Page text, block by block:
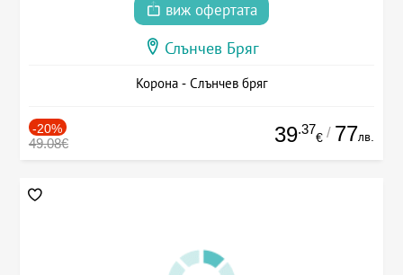
виж офертата
Слънчев Бряг
Корона - Слънчев бряг
-20%
49.08€ 39.37
€ / 77лв.